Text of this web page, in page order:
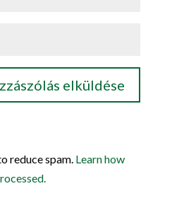
reduce spam. Learn how